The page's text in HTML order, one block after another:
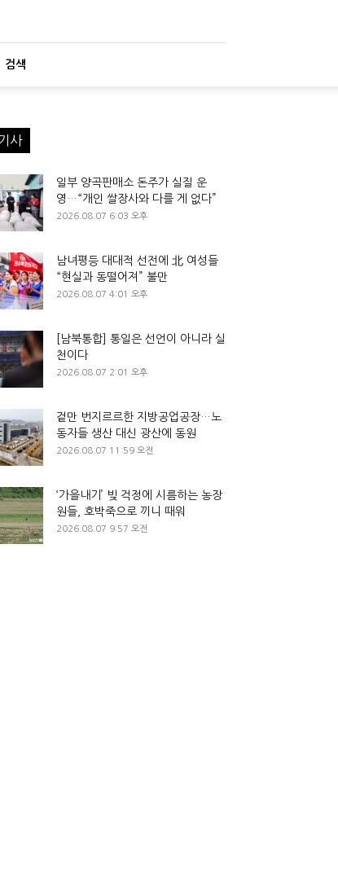
검색
사
일부 양곡판매소 돈주가 실질 운
영…“개인 쌀장사와 다를 게 없다”
2026.08.07 6:03 오후
남녀평등 대대적 선전에 北 여성들
“현실과 동떨어져” 불만
2026.08.07 4:01 오후
[남북통합] 통일은 선언이 아니라 실
천이다
2026.08.07 2:01 오후
겉만 번지르르한 지방공업공장…노
동자들 생산 대신 광산에 동원
2026.08.07 11:59 오전
‘가을내기’ 빚 걱정에 시름하는 농장
원들, 호박죽으로 끼니 때워
2026.08.07 9:57 오전